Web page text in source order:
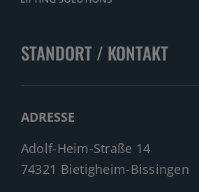
STANDORT / KONTAKT
ADRESSE
Adolf-Heim-Straße 14
74321 Bietigheim-Bissingen